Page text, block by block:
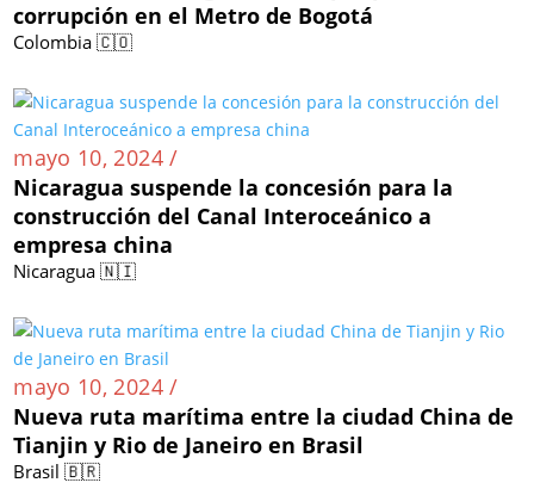
corrupción en el Metro de Bogotá
Colombia 🇨🇴
mayo 10, 2024 /
Nicaragua suspende la concesión para la
construcción del Canal Interoceánico a
empresa china
Nicaragua 🇳🇮
mayo 10, 2024 /
Nueva ruta marítima entre la ciudad China de
Tianjin y Rio de Janeiro en Brasil
Brasil 🇧🇷